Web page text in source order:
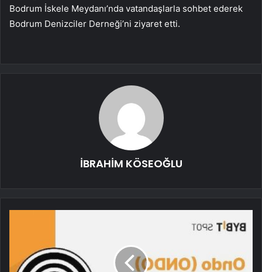
Bodrum İskele Meydanı’nda vatandaşlarla sohbet ederek
Bodrum Denizciler Derneği’ni ziyaret etti.
İBRAHİM KÖSEOĞLU